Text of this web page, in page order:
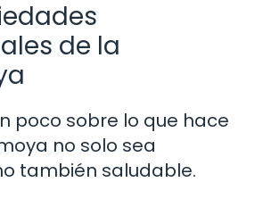
de la
poco sobre lo que hace
no solo sea
también saludable.